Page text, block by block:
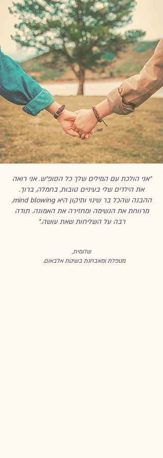
"אני הולכת עם המילים שלך כל הסופ״ש. אני רואה
את הילדים שלי בעיניים טובות, בחמלה, ברוך.
ההבנה שהכל בר שינוי ותיקון היא mind blowing,
מרווחת את הנשימה ומחזירה את האמונה. תודה
רבה על השליחות שאת עושה."
שלומית,
מטפלת ומאבחנת בשיטת אלבאום.